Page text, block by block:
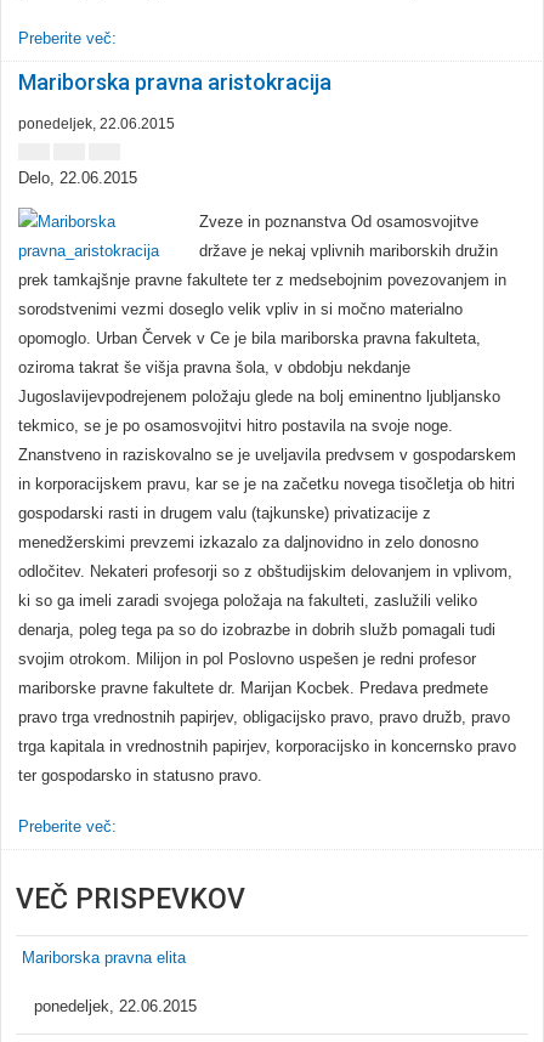
Preberite več:
Mariborska pravna aristokracija
ponedeljek, 22.06.2015
Delo, 22.06.2015
Zveze in poznanstva Od osamosvojitve
države je nekaj vplivnih mariborskih družin
prek tamkajšnje pravne fakultete ter z medsebojnim povezovanjem in
sorodstvenimi vezmi doseglo velik vpliv in si močno materialno
opomoglo. Urban Červek v Ce je bila mariborska pravna fakulteta,
oziroma takrat še višja pravna šola, v obdobju nekdanje
Jugoslavijevpodrejenem položaju glede na bolj eminentno ljubljansko
tekmico, se je po osamosvojitvi hitro postavila na svoje noge.
Znanstveno in raziskovalno se je uveljavila predvsem v gospodarskem
in korporacijskem pravu, kar se je na začetku novega tisočletja ob hitri
gospodarski rasti in drugem valu (tajkunske) privatizacije z
menedžerskimi prevzemi izkazalo za daljnovidno in zelo donosno
odločitev. Nekateri profesorji so z obštudijskim delovanjem in vplivom,
ki so ga imeli zaradi svojega položaja na fakulteti, zaslužili veliko
denarja, poleg tega pa so do izobrazbe in dobrih služb pomagali tudi
svojim otrokom. Milijon in pol Poslovno uspešen je redni profesor
mariborske pravne fakultete dr. Marijan Kocbek. Predava predmete
pravo trga vrednostnih papirjev, obligacijsko pravo, pravo družb, pravo
trga kapitala in vrednostnih papirjev, korporacijsko in koncernsko pravo
ter gospodarsko in statusno pravo.
Preberite več:
VEČ PRISPEVKOV
Mariborska pravna elita
ponedeljek, 22.06.2015